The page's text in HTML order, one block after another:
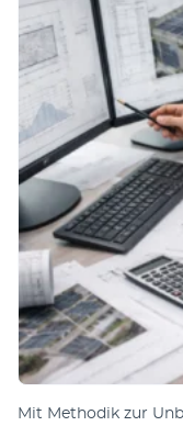
Mit Methodik zur